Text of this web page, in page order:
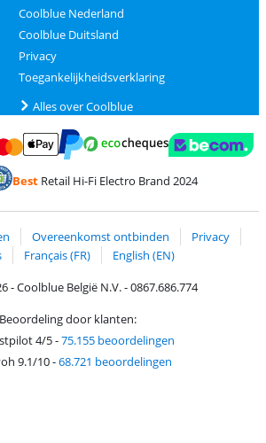
Coolblue Nederland
Coolblue Duitsland
Privacy
Toegankelijkheidsverklaring
Alles over Coolblue
en Visa via ClickToPay
BestRetail Hi-Fi Electro Brand 2024
Overeenkomst ontbinden
Privacy
Français (FR)
English (EN)
- Coolblue België N.V. - 0867.686.774
Beoordeling door klanten:
4/5-75.155 beoordelingen
9.1/10-68.721 beoordelingen